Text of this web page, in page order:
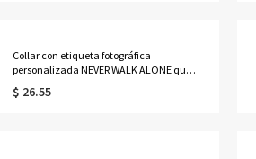
Collar con etiqueta fotográfica
personalizada NEVER WALK ALONE que
se activa con el calor y tiene texto
grabado, colgante conmemorativo,
$ 26.55